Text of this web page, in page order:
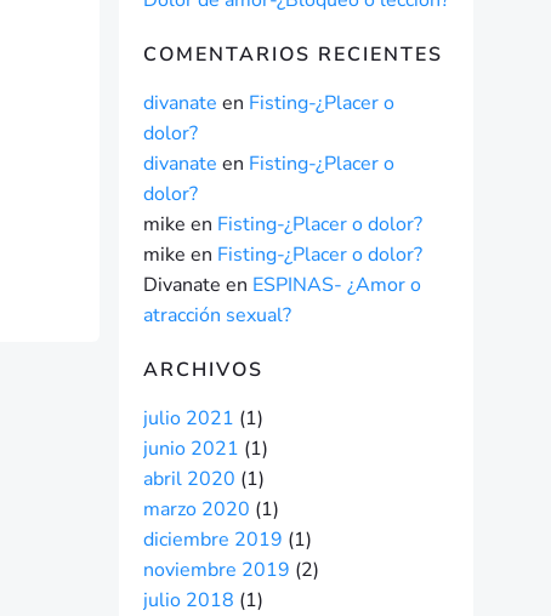
COMENTARIOS RECIENTES
divanate en Fisting-¿Placer o
dolor?
divanate en Fisting-¿Placer o
dolor?
mike en Fisting-¿Placer o dolor?
mike en Fisting-¿Placer o dolor?
Divanate en ESPINAS- ¿Amor o
atracción sexual?
ARCHIVOS
julio 2021 (1)
junio 2021 (1)
abril 2020 (1)
marzo 2020 (1)
diciembre 2019 (1)
noviembre 2019 (2)
julio 2018 (1)